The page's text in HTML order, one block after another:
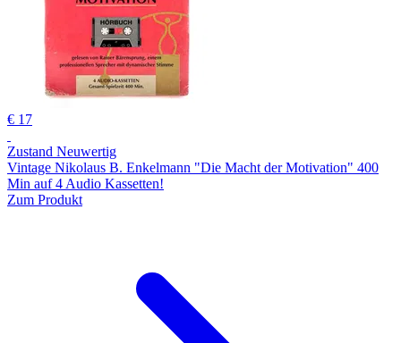
€ 17
Zustand Neuwertig
Vintage Nikolaus B. Enkelmann "Die Macht der Motivation" 400
Min auf 4 Audio Kassetten!
Zum Produkt